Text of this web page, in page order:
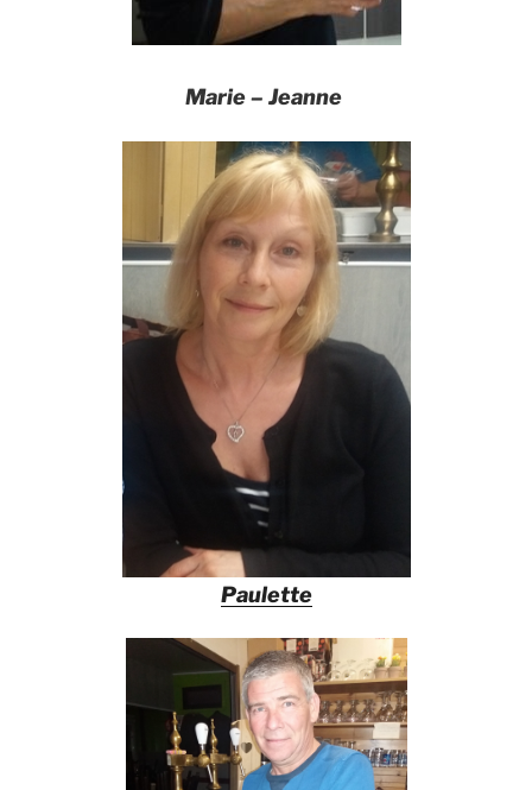
Marie – Jeanne
Paulette